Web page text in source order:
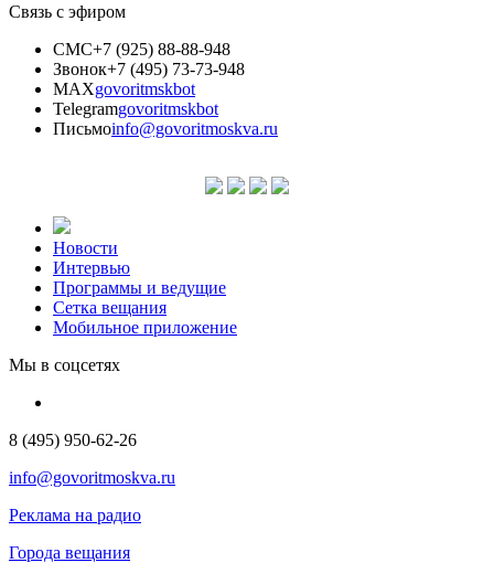
Связь с эфиром
СМС+7 (925) 88-88-948
Звонок+7 (495) 73-73-948
MAXgovoritmskbot
Telegramgovoritmskbot
Письмоinfo@govoritmoskva.ru
Новости
Интервью
Программы и ведущие
Сетка вещания
Мобильное приложение
Мы в соцсетях
8 (495) 950-62-26
info@govoritmoskva.ru
Реклама на радио
Города вещания